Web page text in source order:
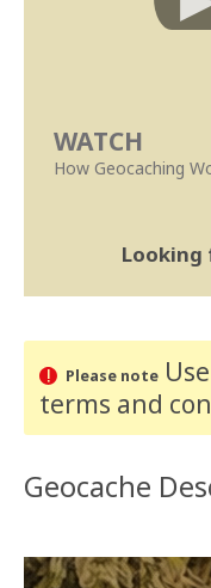
WATCH
How Geocaching
Looking
Please note
terms and
Geocache